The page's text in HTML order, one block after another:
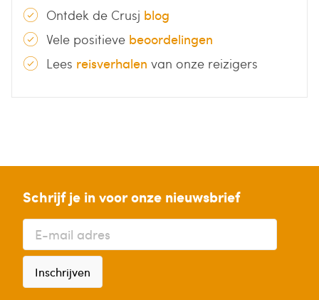
Ontdek de Crusj blog
Vele positieve beoordelingen
Lees reisverhalen van onze reizigers
Schrijf je in voor onze nieuwsbrief
Inschrijven